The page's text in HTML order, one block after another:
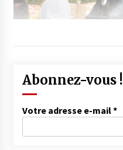
Abonnez-vous !
Votre adresse e-mail*